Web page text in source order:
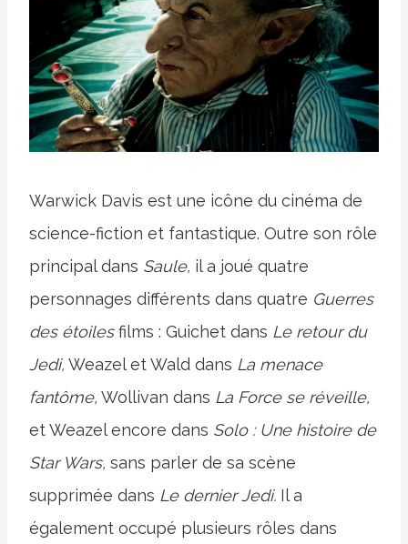
Warwick Davis est une icône du cinéma de
science-fiction et fantastique. Outre son rôle
principal dans Saule, il a joué quatre
personnages différents dans quatre Guerres
des étoilesfilms : Guichet dans Le retour du
Jedi, Weazel et Wald dans La menace
fantôme, Wollivan dans La Force se réveille,
et Weazel encore dans Solo : Une histoire de
Star Wars, sans parler de sa scène
supprimée dans Le dernier Jedi. Il a
également occupé plusieurs rôles dans